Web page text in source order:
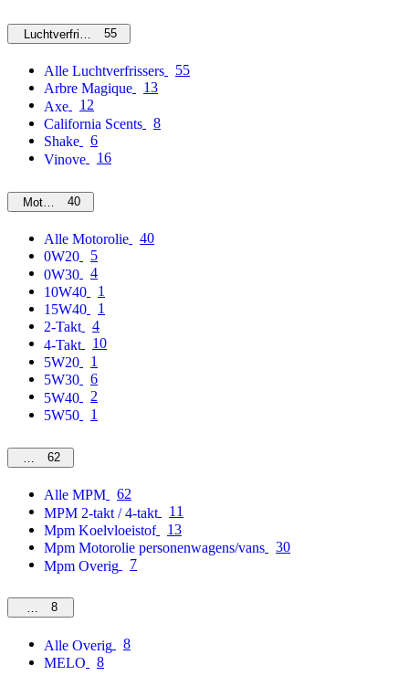
Luchtverfrissers55
Alle Luchtverfrissers
55
Arbre Magique
13
Axe
12
California Scents
8
Shake
6
Vinove
16
Motorolie40
Alle Motorolie
40
0W20
5
0W30
4
10W40
1
15W40
1
2-Takt
4
4-Takt
10
5W20
1
5W30
6
5W40
2
5W50
1
MPM62
Alle MPM
62
MPM 2-takt / 4-takt
11
Mpm Koelvloeistof
13
Mpm Motorolie personenwagens/vans
30
Mpm Overig
7
Overig
8
Alle Overig
8
MELO
8